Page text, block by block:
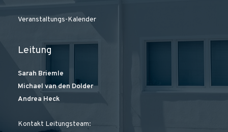
Veranstaltungs-Kalender
Leitung
Sarah Briemle
Michael van den Dolder
Andrea Heck
Kontakt Leitungsteam: